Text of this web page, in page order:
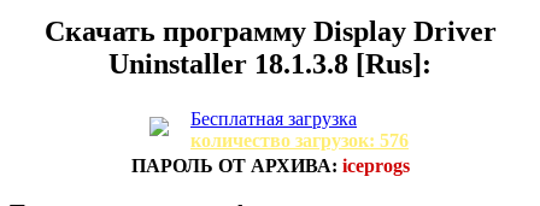
Скачать программу Display Driver
Uninstaller 18.1.3.8 [Rus]:
Бесплатная загрузка
количество загрузок: 576
ПАРОЛЬ ОТ АРХИВА: iceprogs